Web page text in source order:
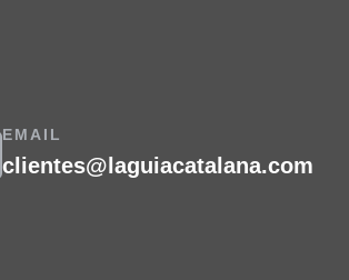
EMAIL
clientes@laguiacatalana.com